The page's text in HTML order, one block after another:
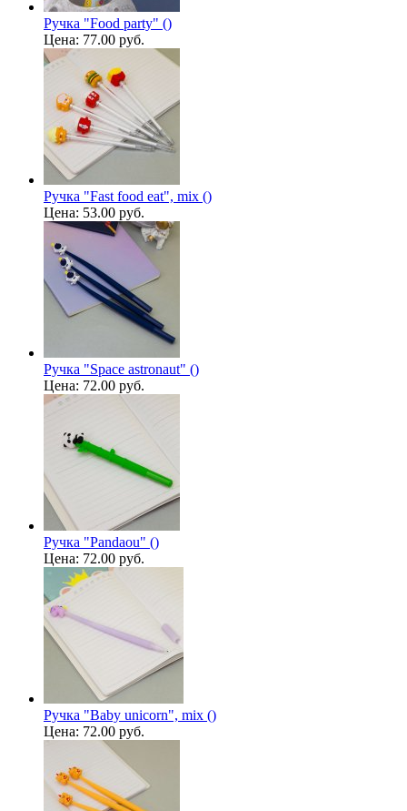
Ручка "Food party" ()
Цена: 77.00 руб.
Ручка "Fast food eat", mix ()
Цена: 53.00 руб.
Ручка "Space astronaut" ()
Цена: 72.00 руб.
Ручка "Pandaou" ()
Цена: 72.00 руб.
Ручка "Baby unicorn", mix ()
Цена: 72.00 руб.